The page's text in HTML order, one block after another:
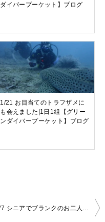
ダイバープーケット】ブログ
1/21 お目当てのトラフザメに
も会えました|1日1組【グリー
ンダイバープーケット】ブログ